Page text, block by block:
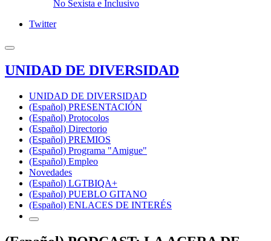
No Sexista e Inclusivo
Twitter
UNIDAD DE DIVERSIDAD
UNIDAD DE DIVERSIDAD
(Español) PRESENTACIÓN
(Español) Protocolos
(Español) Directorio
(Español) PREMIOS
(Español) Programa "Amigue"
(Español) Empleo
Novedades
(Español) LGTBIQA+
(Español) PUEBLO GITANO
(Español) ENLACES DE INTERÉS